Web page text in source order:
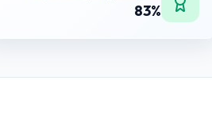
83%